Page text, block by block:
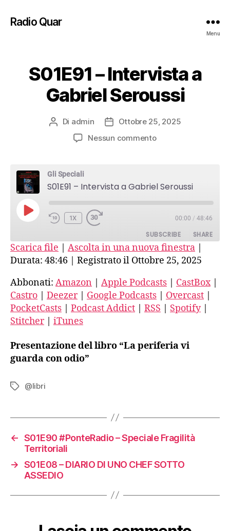
Radio Quar
Menu
S01E91 – Intervista a
Gabriel Seroussi
Autore
articolo
Di admin
Data
dell'articolo
Ottobre 25, 2025
Nessun commentosu
a
Gli Speciali
S01E91 – Intervista a Gabriel Seroussi
PLAY
EPISODE
1X 00:00 / 48:46
SUBSCRIBE SHARE
Amazon Apple Podcasts
CastBox Castro
Deezer Google Podcasts
Overcast PocketCasts
Podcast Addict
iTunes
SHARE
LINK
EMBED
Scarica file Ascolta in una nuova finestra
Durata: 48:46
Registrato il Ottobre 25, 2025
Abbonati: Amazon Apple Podcasts CastBox|
Castro
Deezer| Google Podcasts Overcast
PocketCasts
Podcast Addict RSS Spotify|
Stitcher| iTunes
Presentazione del libro “La periferia vi
guarda con odio”
Tag @libri
← S01E90 #PonteRadio – Speciale Fragilità
Territoriali
→ S01E08 – DIARIO DI UNO CHEF SOTTO
ASSEDIO